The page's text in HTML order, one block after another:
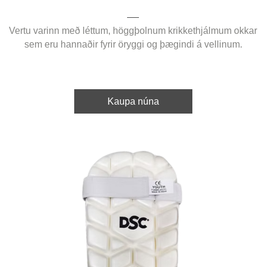
Vertu varinn með léttum, höggþolnum krikkethjálmum okkar
sem eru hannaðir fyrir öryggi og þægindi á vellinum.
Kaupa núna